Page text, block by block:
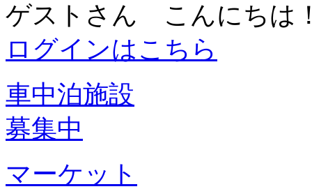
ゲストさん こんにちは
ログインはこちら
車中泊施設
募集中
マーケット